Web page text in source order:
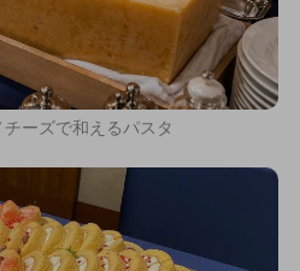
ーズで和えるパスタ